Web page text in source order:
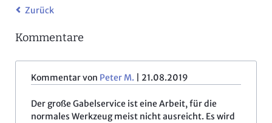
Zurück
Kommentare
Kommentar von Peter M. 21.08.2019
Der große Gabelservice ist eine Arbeit, für die
normales Werkzeug meist nicht ausreicht. Es wird